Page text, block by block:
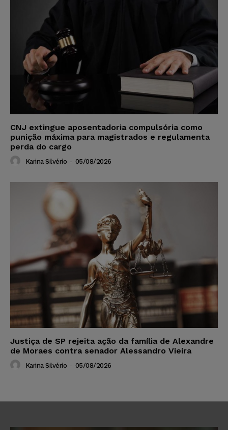
CNJ extingue aposentadoria compulsória como
punição máxima para magistrados e regulamenta
perda do cargo
Karina Silvério - 05/08/2026
Justiça de SP rejeita ação da família de Alexandre
de Moraes contra senador Alessandro Vieira
Karina Silvério - 05/08/2026